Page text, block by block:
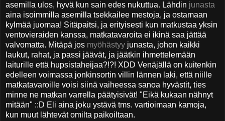
asemilla ulos, hyvä kun sain edes nukuttua. Lähdin junasta
aina isoimmilla asemilla tsekkailee mestoja, ja ostamaan
kylmää juomaa! Sitäpaitsi, ja erityisesti kun matkustaa yksin
ventovieraiden kanssa, matkatavaroita ei ikinä saa jättää
valvomatta. Mitäpä jos myöhästyy junasta, johon kaikki
laukut, rahat, ja passi jäävät, ja jäätkin ihmettelemään
laiturille että hupsistaheijaa?!?! XDD Venäjällä on kuitenkin
edelleen voimassa jonkinsortin villin lännen laki, että niille
matkatavaroille voisi siinä vaiheessa sanoa hyvästit, ties
minne ne matkan varrella päätyisivät! "Eikä kukaan nähnyt
mitään" ::D Eli aina joku ystävä tms. vartioimaan kamoja,
kun muut lähtevät omilta paikoiltaan.